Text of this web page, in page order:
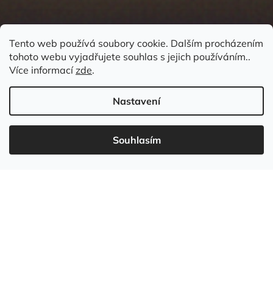
Tento web používá soubory cookie. Dalším procházením
tohoto webu vyjadřujete souhlas s jejich používáním..
Více informacízde.
Nastavení
Souhlasím
Kontakt